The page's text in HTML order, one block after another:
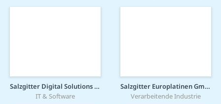
Salzgitter Digital Solutions GmbH
IT & Software
Salzgitter Europlatinen GmbH
Verarbeitende Industrie